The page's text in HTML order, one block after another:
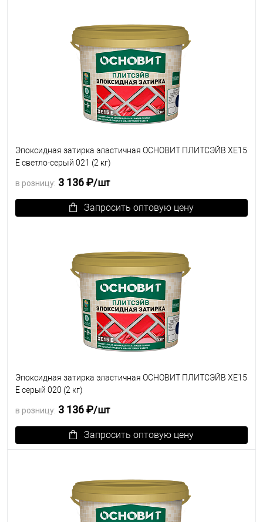
Эпоксидная затирка эластичная ОСНОВИТ ПЛИТСЭЙВ XE15
Е светло-серый 021 (2 кг)
в розницу: 3 136 ₽/шт
Запросить оптовую цену
Эпоксидная затирка эластичная ОСНОВИТ ПЛИТСЭЙВ XE15
Е серый 020 (2 кг)
в розницу: 3 136 ₽/шт
Запросить оптовую цену